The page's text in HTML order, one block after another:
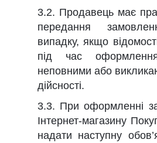
3.2. Продавець має
передання
випадку, якщо
під час
неповними або
дійсності.
3.3. При оформленні
Інтернет-магазину
надати наступну